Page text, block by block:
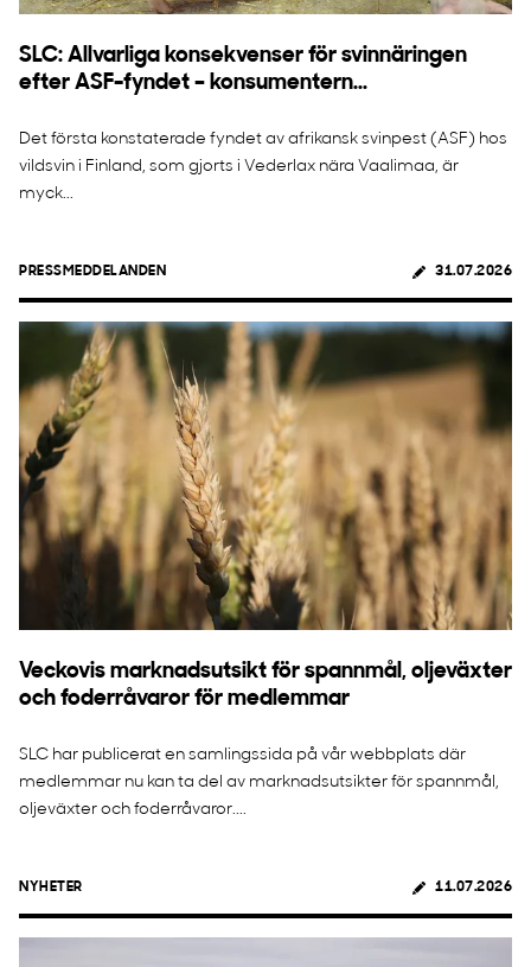
SLC: Allvarliga konsekvenser för svinnäringen
efter ASF-fyndet – konsumentern...
Det första konstaterade fyndet av afrikansk svinpest (ASF) hos
vildsvin i Finland, som gjorts i Vederlax nära Vaalimaa, är
myck...
PRESSMEDDELANDEN 31.07.2026
Veckovis marknadsutsikt för spannmål, oljeväxter
och foderråvaror för medlemmar
SLC har publicerat en samlingssida på vår webbplats där
medlemmar nu kan ta del av marknadsutsikter för spannmål,
oljeväxter och foderråvaror....
NYHETER 11.07.2026